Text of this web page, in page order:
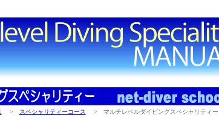
> スペシャリティーコース > マルチレベルダイビングスペシャリティー